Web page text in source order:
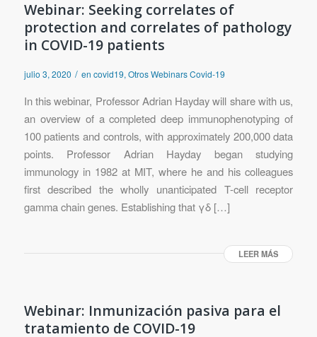
Webinar: Seeking correlates of
protection and correlates of pathology
in COVID-19 patients
julio 3, 2020 / en covid19, Otros Webinars Covid-19
In this webinar, Professor Adrian Hayday will share with us,
an overview of a completed deep immunophenotyping of
100 patients and controls, with approximately 200,000 data
points. Professor Adrian Hayday began studying
immunology in 1982 at MIT, where he and his colleagues
first described the wholly unanticipated T-cell receptor
gamma chain genes. Establishing that γδ […]
LEER MÁS
Webinar: Inmunización pasiva para el
tratamiento de COVID-19